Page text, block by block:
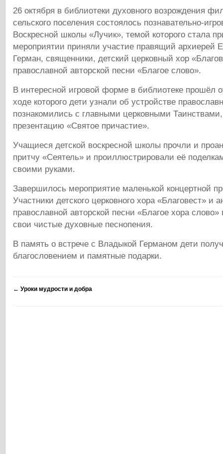
26 октября в библиотеки духовного возрождения
сельского поселения состоялось познавательно-
Воскресной школы «Лучик», темой которого стала
мероприятии приняли участие правящий архиерей
Герман, священники, детский церковный хор
православной авторской песни «Благое слово».
В интересной игровой форме в библиотеке прошёл
ходе которого дети узнали об устройстве
познакомились с главными церковными
презентацию «Святое причастие».
Учащиеся детской воскресной школы прочли и
притчу «Сеятель» и проиллюстрировали её
своими руками.
Завершилось мероприятие маленькой концертной
Участники детского церковного хора «Благовест» и
православной авторской песни «Благое хора
свои чистые духовные песнопения.
В память о встрече с Владыкой Германом дети
благословением и памятные подарки.
← Уроки мудрости и добра